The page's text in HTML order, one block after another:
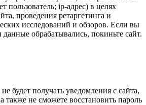
пользователь; ip-адрес) в целях
проведения ретаргетинга и
исследований и обзоров. Если вы
обрабатывались, покиньте сайт.
будет получать уведомления с сайта,
также не сможете восстановить пароль